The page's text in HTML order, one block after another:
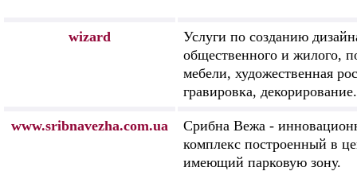
wizard
Услуги по созданию
общественного и жилого,
мебели, художественная
гравировка, декорирование.
www.sribnavezha.com.ua
Срибна Вежа -
комплекс построенный в
имеющий парковую зону.